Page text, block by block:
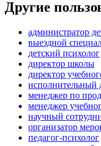
Другие
администратор
выездной
детский психолог
директор школы
директор
исполнительный
менеджер по
менеджер
научный
организатор
педагог-психолог